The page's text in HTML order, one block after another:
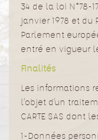
34 de la loi N°78-
janvier 1978 et du
Parlement
entré en vigueur
Finalités
Les informations
l’objet d’un
CARTE SAS dont
1-Données